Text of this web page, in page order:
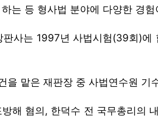
는 등 형사법 분야에 다양한 경
판사는 1997년 사법시험(39회)
을 맡은 재판장 중 사법연수원 기
해 혐의, 한덕수 전 국무총리의